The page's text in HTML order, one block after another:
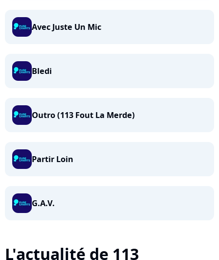
Avec Juste Un Mic
Bledi
Outro (113 Fout La Merde)
Partir Loin
G.A.V.
L'actualité de 113